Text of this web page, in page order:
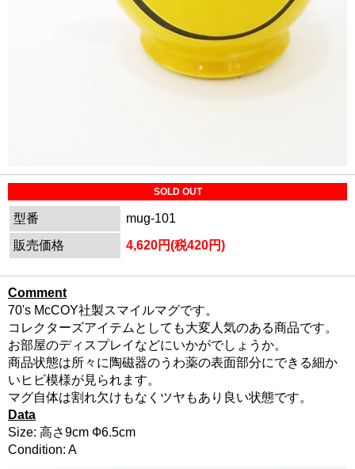
SOLD OUT
型番
mug-101
販売価格
4,620円(税420円)
Comment
70's McCOY社製スマイルマグです。
コレクターズアイテムとしても大変人気のある商品です。
お部屋のディスプレイなどにいかがでしょうか。
商品状態は所々に陶磁器のうわ薬の表面部分にできる細か
いヒビ模様が見られます。
マグ自体は割れ欠けもなくツヤもあり良い状態です。
Data
Size: 高さ9cm Ф6.5cm
Condition: A